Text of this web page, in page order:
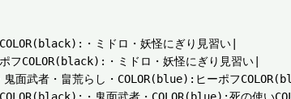
・ミドロ・妖怪にぎり見習い|
フCOLOR(black):・ミドロ・妖怪にぎり見習い|
面武者・畠荒らし・COLOR(blue):ヒーポフ
・鬼面武者・COLOR(blue):死の使い